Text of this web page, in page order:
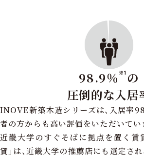
98.9％ ※1 の
圧倒的な入居
INOVE新築木造シリーズは、入居率
者の方からも高い評価をいただいてい
近畿大学のすぐそばに拠点を置く賃
貸」は、近畿大学の推薦店にも選定さ